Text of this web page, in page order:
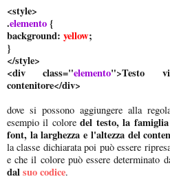
<style>
.elemento{
background: yellow;
}
</style>
<div class="elemento">Testo
contenitore</div>
dove si possono aggiungere alla
esempio il coloredel testo, la
font, la larghezza e l'altezza del
la classe dichiarata poi può essere
e che il colore può essere determinato
dalsuo codice.